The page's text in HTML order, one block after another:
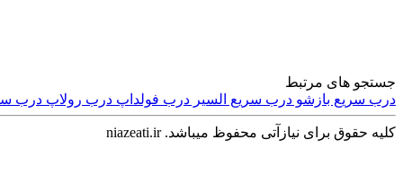
جستجو های مرتبط
درب سریع بازشو درب سریع السیر درب فولداپ درب رولاپ درب
کلیه حقوق برای نیازآتی محفوظ میباشد. niazeati.ir